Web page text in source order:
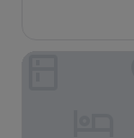
NANYUAN INN